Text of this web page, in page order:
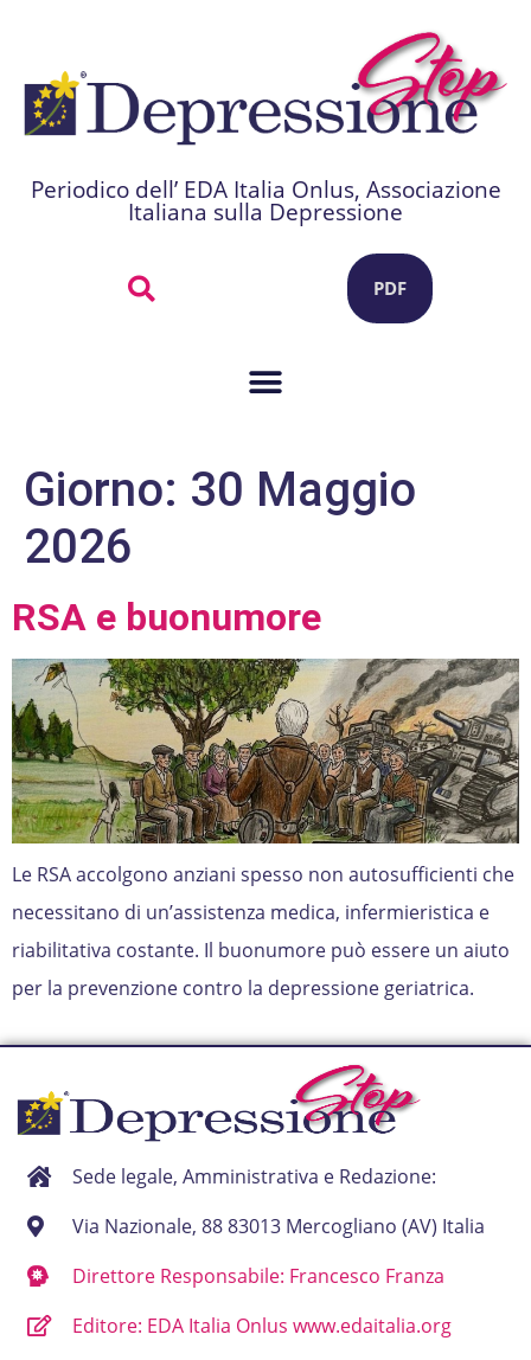
Periodico dell’ EDA Italia Onlus, Associazione
Italiana sulla Depressione
PDF
Giorno: 30 Maggio
2026
RSA e buonumore
Le RSA accolgono anziani spesso non autosufficienti che
necessitano di un’assistenza medica, infermieristica e
riabilitativa costante. Il buonumore può essere un aiuto
per la prevenzione contro la depressione geriatrica.
Sede legale, Amministrativa e Redazione:
Via Nazionale, 88 83013 Mercogliano (AV) Italia
Direttore Responsabile: Francesco Franza
Editore: EDA Italia Onlus www.edaitalia.org